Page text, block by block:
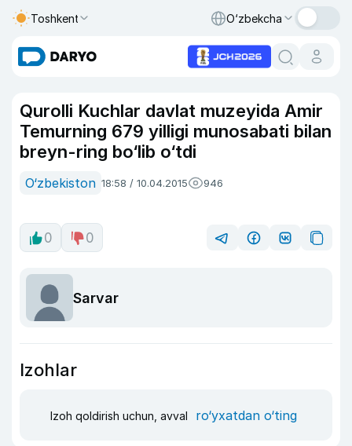
Toshkent O‘zbekcha
Qurolli Kuchlar davlat muzeyida Amir
Temurning 679 yilligi munosabati bilan
breyn-ring bo‘lib o‘tdi
O‘zbekiston 18:58 / 10.04.2015 946
0 0
Sarvar
Izohlar
Izoh qoldirish uchun, avval ro‘yxatdan o‘ting